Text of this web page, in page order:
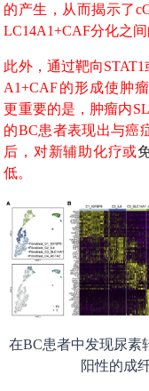
的产生，从而揭示了
LC14A1+CAF分化之间
此外，通过靶向
A1+CAF的形成使肿
更重要的是，肿瘤内
的BC患者表现出与癌
后，对新辅助化疗或
低。
在BC患者中发现尿素
阳性的成